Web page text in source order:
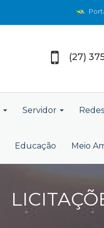
(27)
Servidor
Educação Meio